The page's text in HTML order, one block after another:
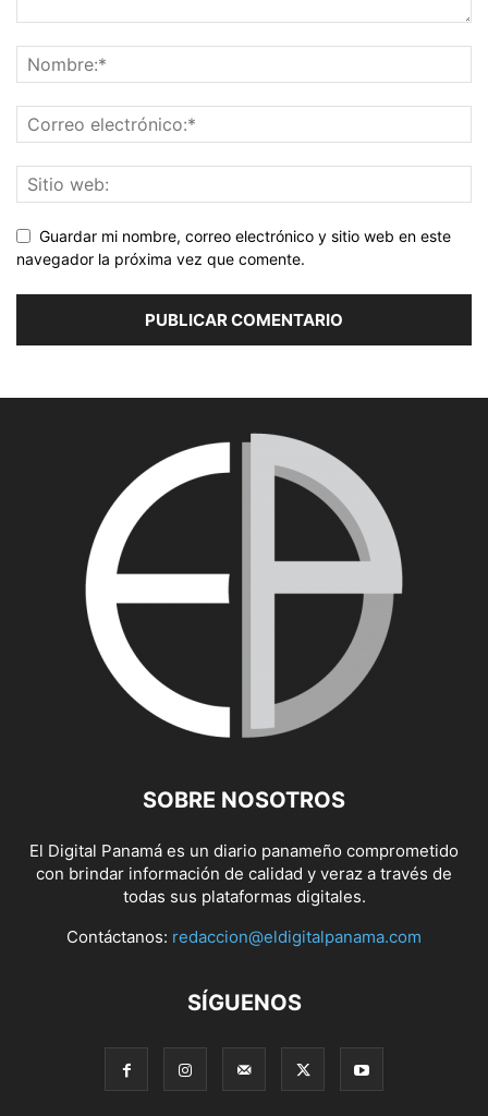
Guardar mi nombre, correo electrónico y sitio web en este
navegador la próxima vez que comente.
SOBRE NOSOTROS
El Digital Panamá es un diario panameño comprometido
con brindar información de calidad y veraz a través de
todas sus plataformas digitales.
Contáctanos: redaccion@eldigitalpanama.com
SÍGUENOS